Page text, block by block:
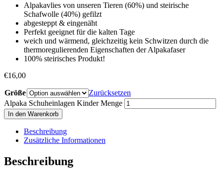
Alpakavlies von unseren Tieren (60%) und steirische
Schafwolle (40%) gefilzt
abgesteppt & eingenäht
Perfekt geeignet für die kalten Tage
weich und wärmend, gleichzeitig kein Schwitzen durch die
thermoregulierenden Eigenschaften der Alpakafaser
100% steirisches Produkt!
€16,00
Größe
Zurücksetzen
Alpaka Schuheinlagen Kinder Menge
In den Warenkorb
Beschreibung
Zusätzliche Informationen
Beschreibung